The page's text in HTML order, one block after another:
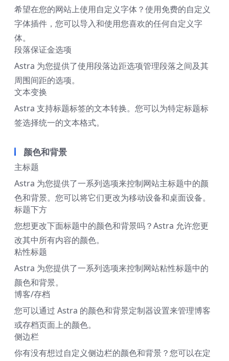
希望在您的网站上使用自定义字体？使用免费的自定义
字体插件，您可以导入和使用您喜欢的任何自定义字
体。
段落保证金选项
Astra 为您提供了使用段落边距选项管理段落之间及其
周围间距的选项。
文本变换
Astra 支持标题标签的文本转换。您可以为特定标题标
签选择统一的文本格式。
颜色和背景
主标题
Astra 为您提供了一系列选项来控制网站主标题中的颜
色和背景。您可以将它们更改为移动设备和桌面设备。
标题下方
您想更改下面标题中的颜色和背景吗？Astra 允许您更
改其中所有内容的颜色。
粘性标题
Astra 为您提供了一系列选项来控制网站粘性标题中的
颜色和背景。
博客/存档
您可以通过 Astra 的颜色和背景定制器设置来管理博客
或存档页面上的颜色。
侧边栏
你有没有想过自定义侧边栏的颜色和背景？您可以在定